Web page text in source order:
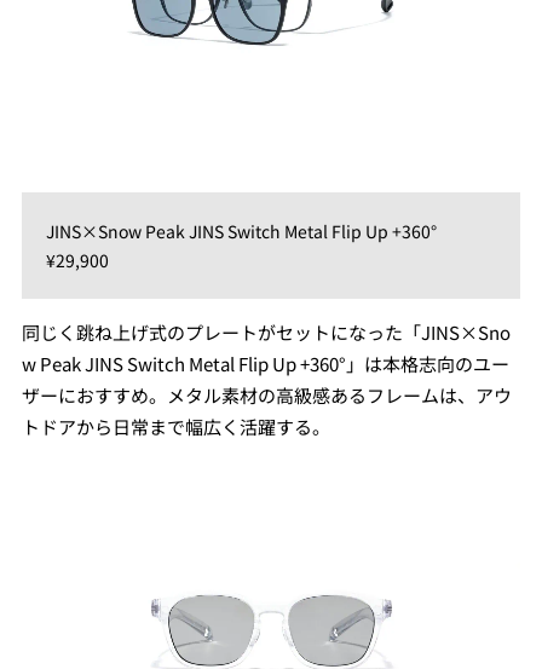
JINS×Snow Peak JINS Switch Metal Flip Up +360°
¥29,900
同じく跳ね上げ式のプレートがセットになった「JINS×Sno
w Peak JINS Switch Metal Flip Up +360°」は本格志向のユー
ザーにおすすめ。メタル素材の⾼級感あるフレームは、アウ
トドアから⽇常まで幅広く活躍する。